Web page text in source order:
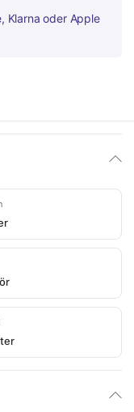
Klarna oder Apple